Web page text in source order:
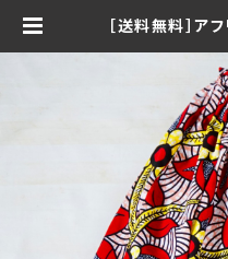
［送料無料］ア